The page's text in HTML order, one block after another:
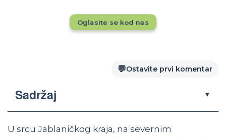
Oglasite se kod nas
💬Ostavite prvi komentar
Sadržaj ▼
U srcu Jablaničkog kraja, na severnim